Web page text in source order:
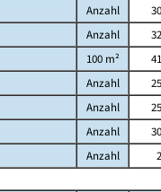
Anzahl 30
Anzahl 32
100 m² 41
Anzahl 25
Anzahl 25
Anzahl 30
Anzahl 2